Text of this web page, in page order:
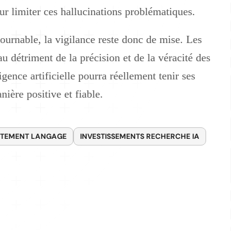
limiter ces hallucinations problématiques.
la vigilance reste donc de mise. Les
détriment de la précision et de la véracité des
artificielle pourra réellement tenir ses
positive et fiable.
LANGAGE
INVESTISSEMENTS RECHERCHE IA